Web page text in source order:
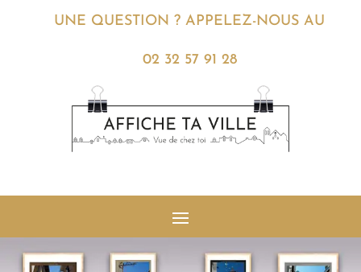
UNE QUESTION ? APPELEZ-NOUS AU
02 32 57 91 28